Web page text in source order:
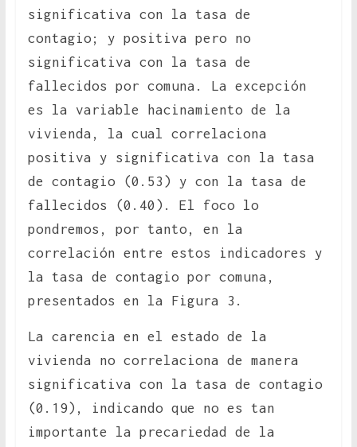
significativa con la tasa de
contagio; y positiva pero no
significativa con la tasa de
fallecidos por comuna. La excepción
es la variable hacinamiento de la
vivienda, la cual correlaciona
positiva y significativa con la tasa
de contagio (0.53) y con la tasa de
fallecidos (0.40). El foco lo
pondremos, por tanto, en la
correlación entre estos indicadores y
la tasa de contagio por comuna,
presentados en la Figura 3.
La carencia en el estado de la
vivienda no correlaciona de manera
significativa con la tasa de contagio
(0.19), indicando que no es tan
importante la precariedad de la